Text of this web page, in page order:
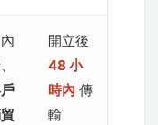
開立後
48 小
時內 傳
輸